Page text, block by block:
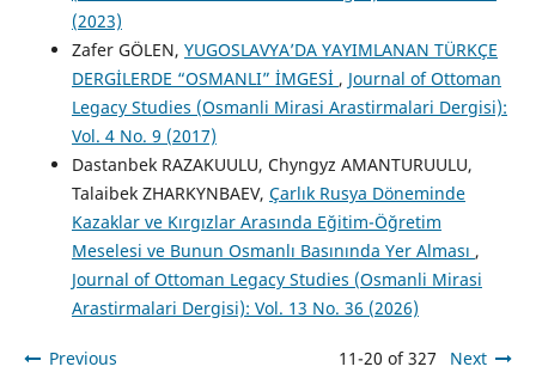
(2023)
Zafer GÖLEN, YUGOSLAVYA’DA YAYIMLANAN TÜRKÇE
DERGİLERDE “OSMANLI” İMGESİ , Journal of Ottoman
Legacy Studies (Osmanli Mirasi Arastirmalari Dergisi):
Vol. 4 No. 9 (2017)
Dastanbek RAZAKUULU, Chyngyz AMANTURUULU,
Talaibek ZHARKYNBAEV, Çarlık Rusya Döneminde
Kazaklar ve Kırgızlar Arasında Eğitim-Öğretim
Meselesi ve Bunun Osmanlı Basınında Yer Alması ,
Journal of Ottoman Legacy Studies (Osmanli Mirasi
Arastirmalari Dergisi): Vol. 13 No. 36 (2026)
Previous 11-20 of 327 Next